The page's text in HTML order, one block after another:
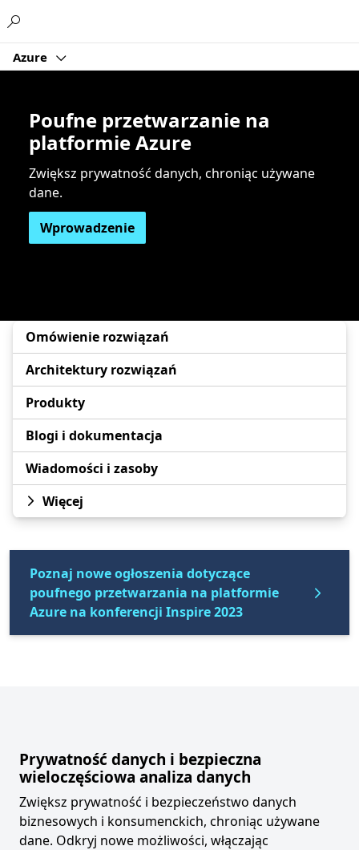
Azure
Poufne przetwarzanie na
platformie Azure
Zwiększ prywatność danych, chroniąc używane
dane.
Wprowadzenie
Omówienie rozwiązań
Architektury rozwiązań
Produkty
Blogi i dokumentacja
Wiadomości i zasoby
Więcej
Poznaj nowe ogłoszenia dotyczące
poufnego przetwarzania na platformie
Azure na konferencji Inspire 2023
Prywatność danych i bezpieczna
wieloczęściowa analiza danych
Zwiększ prywatność i bezpieczeństwo danych
biznesowych i konsumenckich, chroniąc używane
dane. Odkryj nowe możliwości, włączając